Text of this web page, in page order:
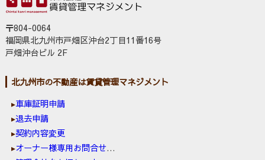
〒804-0064
福岡県北九州市戸畑区沖台2丁目11番16号
戸畑沖台ビル 2F
北九州市の不動産は賃貸管理マネジメント
車庫証明申請
退去申請
契約内容変更
オーナー様専用お問合せ窓口